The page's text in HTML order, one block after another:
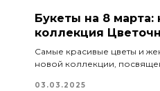
Букеты на 8 марта:
коллекция
Самые красивые цветы и
новой коллекции,
03.03.2025